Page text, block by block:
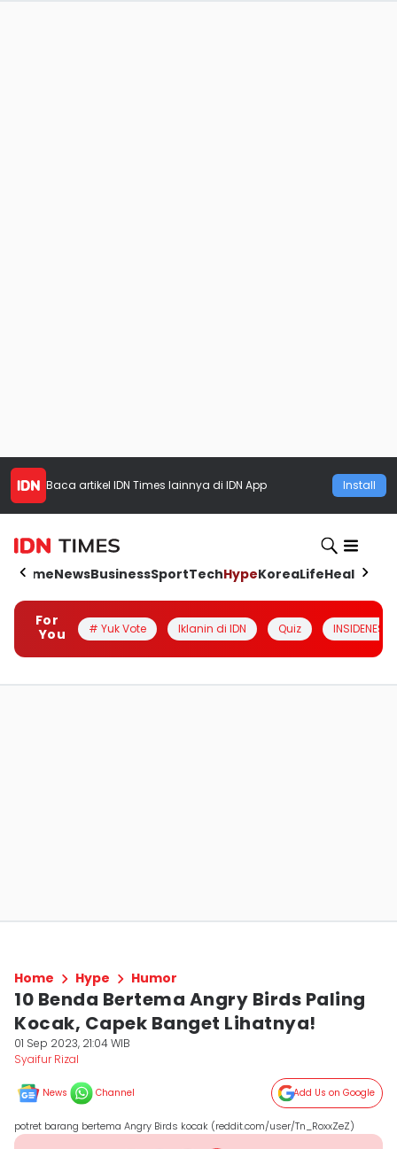
Baca artikel IDN Times lainnya di IDN App Install
HomeNewsBusinessSportTechHypeKoreaLifeHealth
For
You
# Yuk Vote Iklanin di IDN Quiz INSIDENESIA
Home Hype Humor
10 Benda Bertema Angry Birds Paling
Kocak, Capek Banget Lihatnya!
01 Sep 2023, 21:04 WIB
Syaifur Rizal
News Channel Add Us on Google
potret barang bertema Angry Birds kocak (reddit.com/user/Tn_RoxxZeZ)